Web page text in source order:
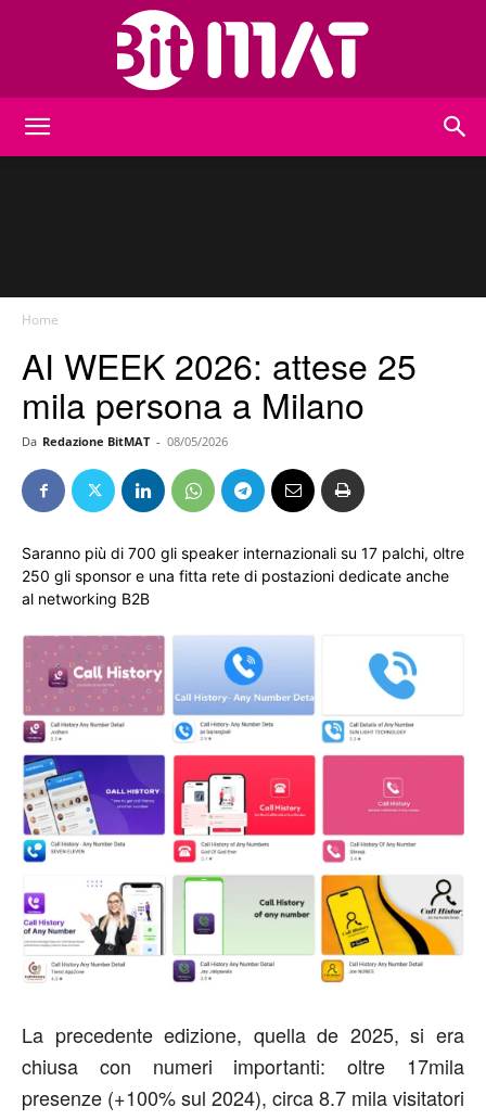
Home
AI WEEK 2026: attese 25
mila persona a Milano
Da Redazione BitMAT - 08/05/2026
Saranno più di 700 gli speaker internazionali su 17 palchi, oltre
250 gli sponsor e una fitta rete di postazioni dedicate anche
al networking B2B
La precedente edizione, quella de 2025, si era
chiusa con numeri importanti:oltre 17mila
presenze (+100% sul 2024), circa8.7 mila visitatori